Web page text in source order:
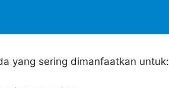
yang sering dimanfaatkan untuk: